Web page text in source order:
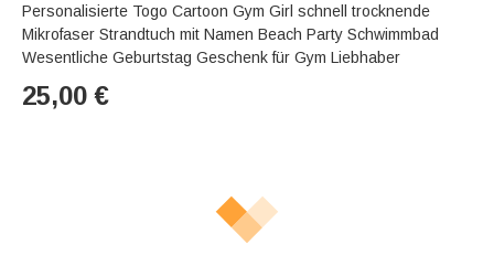
Personalisierte Togo Cartoon Gym Girl schnell trocknende
Mikrofaser Strandtuch mit Namen Beach Party Schwimmbad
Wesentliche Geburtstag Geschenk für Gym Liebhaber
25,00 €